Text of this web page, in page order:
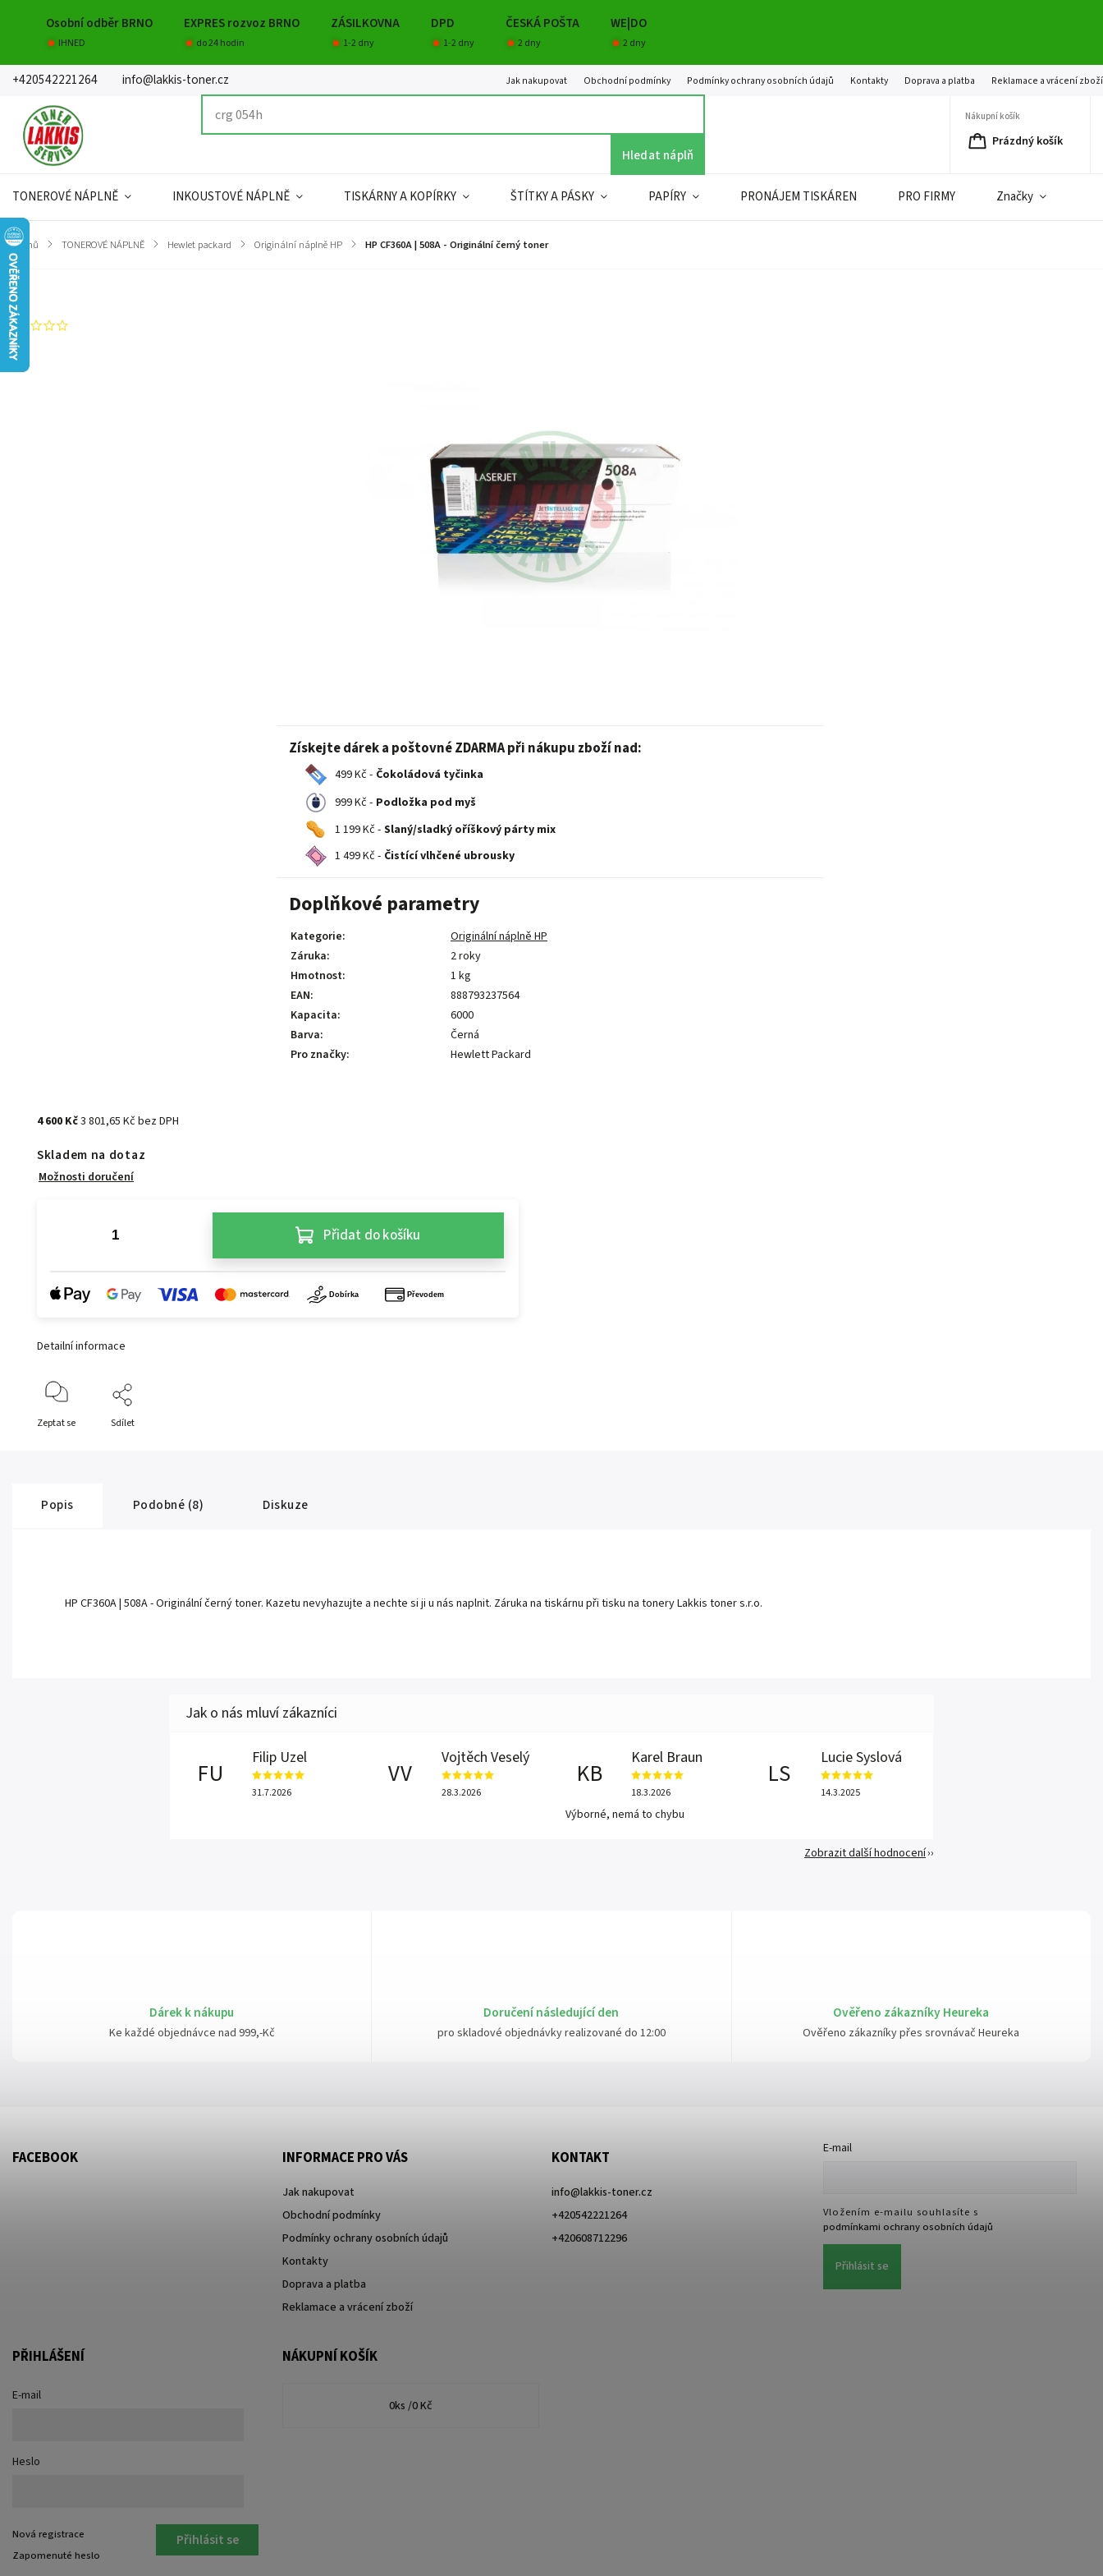
Osobní odběr BRNO EXPRES rozvoz BRNO ZÁSILKOVNA DPD ČESKÁ POŠTA WE|DO
IHNED do 24 hodin 1-2 dny 1-2 dny 2 dny 2 dny
+420542221264 info@lakkis-toner.cz Jak nakupovat Obchodní podmínky Podmínky ochrany osobních údajů Kontakty Doprava a platba Reklamace a vrácení zboží
Hledat náplň
Nákupní košík
Prázdný košík
TONEROVÉ NÁPLNĚ INKOUSTOVÉ NÁPLNĚ TISKÁRNY A KOPÍRKY ŠTÍTKY A PÁSKY PAPÍRY PRONÁJEM TISKÁREN PRO FIRMY Značky
Domů / TONEROVÉ NÁPLNĚ / Hewlet packard / Originální náplně HP / HP CF360A | 508A - Originální černý toner
Záruka
Značka:
Získejte dárek a poštovné ZDARMA při nákupu zboží nad:
499 Kč - Čokoládová tyčinka
999 Kč - Podložka pod myš
1 199 Kč - Slaný/sladký oříškový párty mix
1 499 Kč - Čistící vlhčené ubrousky
Doplňkové parametry
Kategorie:
Originální náplně HP
Záruka:
2 roky
Hmotnost:
1 kg
EAN:
888793237564
Kapacita:
6000
Barva:
Černá
Pro značky: Hewlett Packard
4 600 Kč3 801,65 Kč bez DPH
Skladem na dotaz
Možnosti doručení
Přidat do košíku
Detailní informace
Zeptat se Sdílet
Dárek k nákupu
Ke každé objednávce nad 999,-Kč
Doručení následující den
pro skladové objednávky realizované do 12:00
Ověřeno zákazníky Heureka
Ověřeno zákazníky přes srovnávač Heureka
Popis Podobné (8) Diskuze
HP CF360A | 508A - Originální černý toner. Kazetu nevyhazujte a nechte si ji u nás naplnit. Záruka na tiskárnu při tisku na tonery Lakkis toner s.r.o.
FU
Filip Uzel
31.7.2026
VV
Vojtěch Veselý
28.3.2026
KB
Karel Braun
18.3.2026
Výborné, nemá to chybu
LS
Lucie Syslová
14.3.2025
Zobrazit další hodnocení
FACEBOOK INFORMACE PRO VÁS
Jak nakupovat
Obchodní podmínky
Podmínky ochrany osobních údajů
Kontakty
Doprava a platba
Reklamace a vrácení zboží
KONTAKT
info@lakkis-toner.cz
+420542221264
+420608712296
E-mail
Vložením e-mailu souhlasíte s
podmínkami ochrany osobních údajů
Přihlásit se
PŘIHLÁŠENÍ
E-mail
Heslo
Přihlásit se
Nová registrace
Zapomenuté heslo
NÁKUPNÍ KOŠÍK
0ks /0 Kč